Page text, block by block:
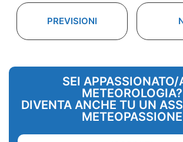
PREVISIONI
SEI APPASSIONATO/
METEOROLOGIA?
DIVENTA ANCHE TU UN
METEOPASSIONE